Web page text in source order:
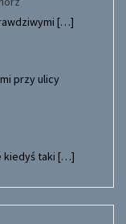
[…]
przy ulicy
kiedyś taki […]